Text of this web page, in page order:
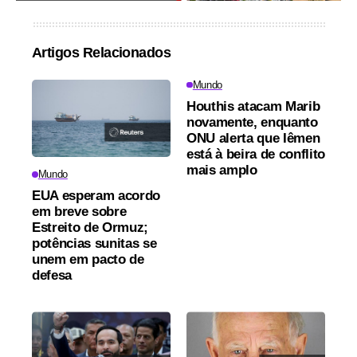
Artigos Relacionados
Mundo
EUA esperam acordo
em breve sobre
Estreito de Ormuz;
potências sunitas se
unem em pacto de
defesa
Mundo
Houthis atacam Marib
novamente, enquanto
ONU alerta que Iêmen
está à beira de conflito
mais amplo